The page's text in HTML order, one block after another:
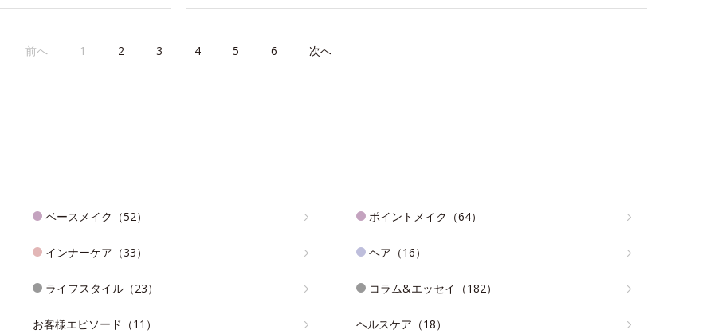
前へ 1 2 3 4 5 6 次へ
ベースメイク（52） ポイントメイク（64）
インナーケア（33） ヘア（16）
ライフスタイル（23） コラム&エッセイ（182）
お客様エピソード（11） ヘルスケア（18）